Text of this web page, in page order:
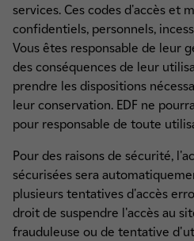
services. Ces codes d'accès et
confidentiels, personnels,
Vous êtes responsable de leur
des conséquences de leur
prendre les dispositions
leur conservation. EDF ne
pour responsable de toute
Pour des raisons de sécurité,
sécurisées sera
plusieurs tentatives d'accès
droit de suspendre l'accès au
frauduleuse ou de tentative